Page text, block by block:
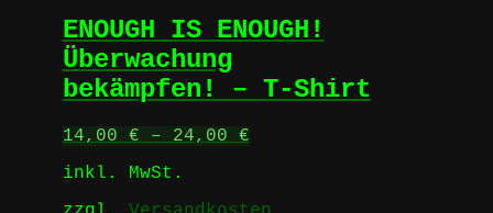
Optionen
können
auf
der
gewählt
werden
ENOUGH IS ENOUGH!
Überwachung
bekämpfen! – T-Shirt
14,00 € – 24,00 €
inkl. MwSt.